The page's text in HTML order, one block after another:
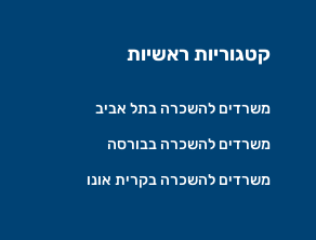
קטגוריות ראשיות
משרדים להשכרה בתל אביב
משרדים להשכרה בבורסה
משרדים להשכרה בקרית אונו